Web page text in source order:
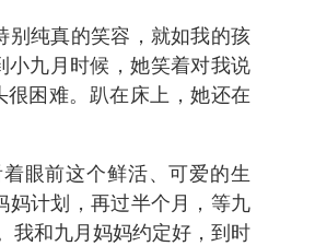
别纯真的笑容，就如我的孩
九月时候，她笑着对我说
很困难。趴在床上，她还在
眼前这个鲜活、可爱的生
妈计划，再过半个月，等九
我和九月妈妈约定好，到时